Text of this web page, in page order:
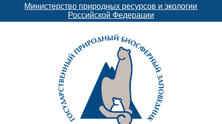
Министерство природных ресурсов и экологии
Российской Федерации